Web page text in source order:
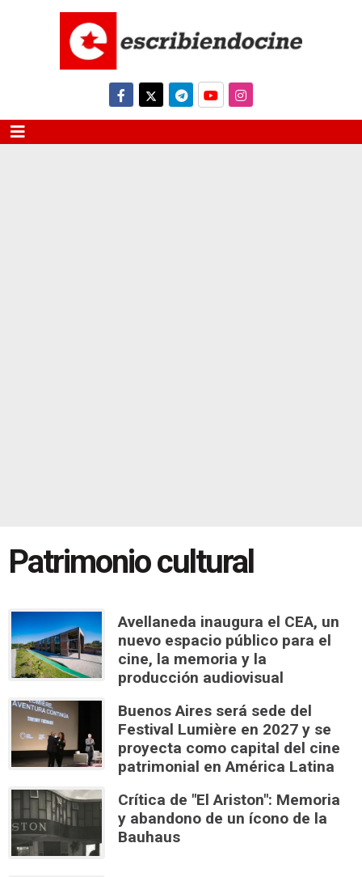
Patrimonio cultural
Avellaneda inaugura el CEA, un
nuevo espacio público para el
cine, la memoria y la
producción audiovisual
Buenos Aires será sede del
Festival Lumière en 2027 y se
proyecta como capital del cine
patrimonial en América Latina
Crítica de "El Ariston": Memoria
y abandono de un ícono de la
Bauhaus